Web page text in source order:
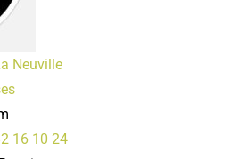
Neuville
16 10 24